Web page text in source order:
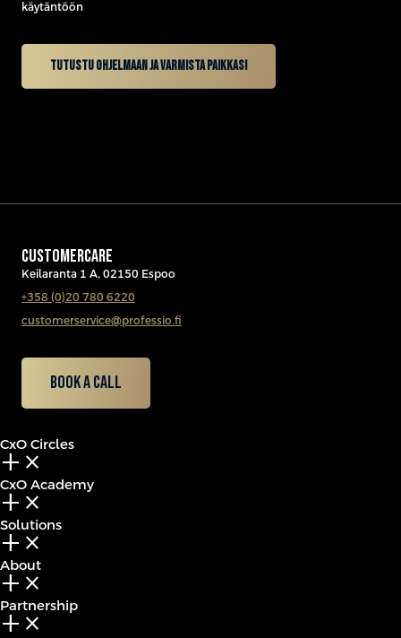
käytäntöön
Tutustu ohjelmaan ja varmista paikkasi
CUSTOMERCARE
Keilaranta 1 A, 02150 Espoo
+358 (0)20 780 6220
customerservice@professio.fi
Book a call
CxO Circles
add_2 close
CxO Academy
add_2 close
Solutions
add_2 close
About
add_2 close
Partnership
add_2 close